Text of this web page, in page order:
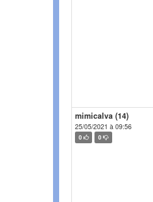
mimicalva (14)
25/05/2021 à 09:56
0 0